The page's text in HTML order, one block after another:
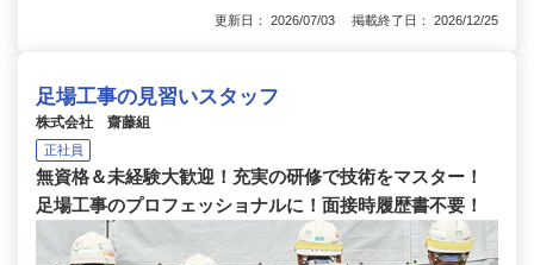
更新日： 2026/07/03 掲載終了日： 2026/12/25
足場工事の見習いスタッフ
株式会社 齋藤組
正社員
無資格＆未経験大歓迎！充実の研修で技術をマスター！
足場工事のプロフェッショナルに！面接時履歴書不要！